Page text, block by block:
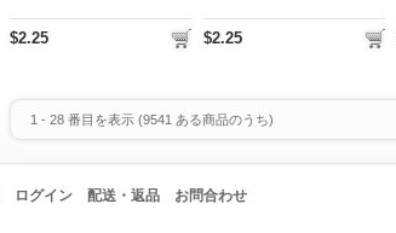
$2.25 $2.25
1 - 28 番目を表示 (9541 ある商品のうち)
ログイン 配送・返品 お問合わせ